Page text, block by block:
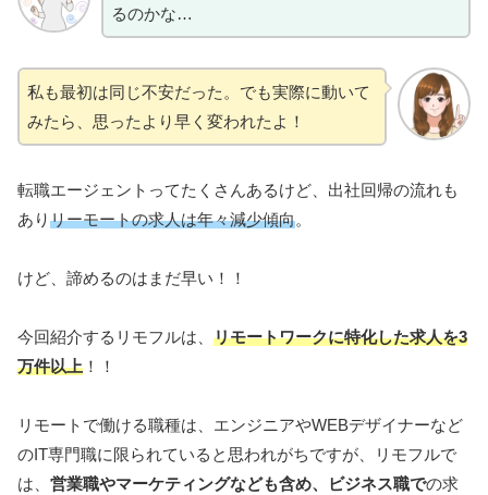
るのかな…
私も最初は同じ不安だった。でも実際に動いて
みたら、思ったより早く変われたよ！
転職エージェントってたくさんあるけど、出社回帰の流れも
ありリーモートの求人は年々減少傾向。
けど、諦めるのはまだ早い！！
今回紹介するリモフルは、 リモートワークに特化した求人を3
万件以上 ！！
リモートで働ける職種は、エンジニアやWEBデザイナーなど
のIT専門職に限られていると思われがちですが、リモフルで
は、 営業職やマーケティングなども含め、ビジネス職での求